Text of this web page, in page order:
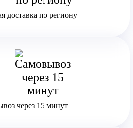
доставка по региону
через 15 минут